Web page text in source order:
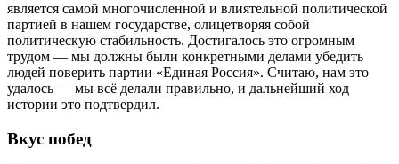
является самой многочисленной и влиятельной политической
партией в нашем государстве, олицетворяя собой
политическую стабильность. Достигалось это огромным
трудом — мы должны были конкретными делами убедить
людей поверить партии «Единая Россия». Считаю, нам это
удалось — мы всё делали правильно, и дальнейший ход
истории это подтвердил.
Вкус побед